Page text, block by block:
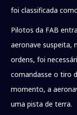
foi classificada
Pilotos da FAB
aeronave suspeita,
ordens, foi
comandasse o tiro
momento, a
uma pista de terra.